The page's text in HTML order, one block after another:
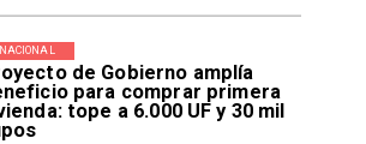
de Gobierno amplía
para comprar primera
tope a 6.000 UF y 30 mil
NACIONAL